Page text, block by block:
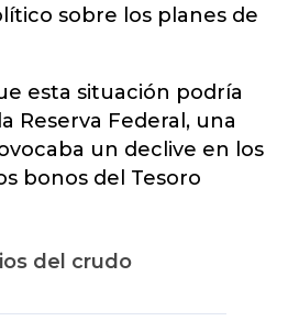
sobre los planes de
esta situación podría
Reserva Federal, una
un declive en los
bonos del Tesoro